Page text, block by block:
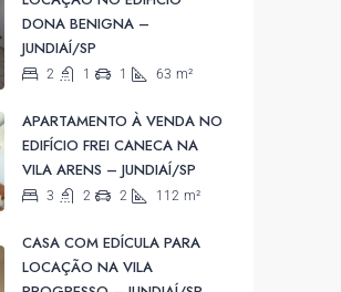
DONA BENIGNA –
JUNDIAÍ/SP
2 1 1 63 m²
APARTAMENTO À VENDA NO
EDIFÍCIO FREI CANECA NA
VILA ARENS – JUNDIAÍ/SP
3 2 2 112 m²
CASA COM EDÍCULA PARA
LOCAÇÃO NA VILA